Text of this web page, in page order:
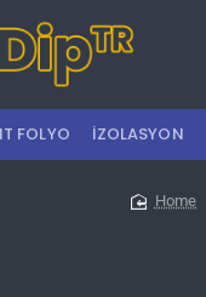
FOLYO İZOLASYON